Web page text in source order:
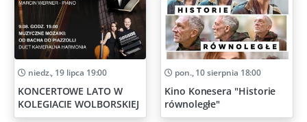
niedz., 19 lipca 19:00
KONCERTOWE LATO W
KOLEGIACIE WOLBORSKIEJ
pon., 10 sierpnia 18:00
Kino Konesera "Historie
równoległe"